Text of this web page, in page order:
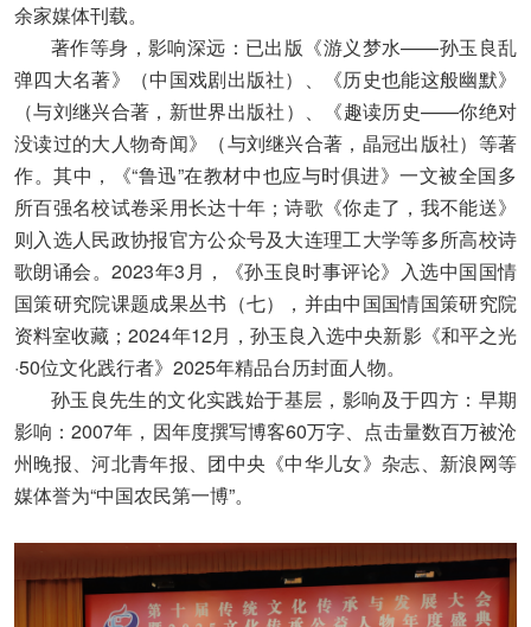
余家媒体刊载。
著作等身，影响深远：已出版《游义梦水——孙玉良乱
弹四大名著》（中国戏剧出版社）、《历史也能这般幽默》
（与刘继兴合著，新世界出版社）、《趣读历史——你绝对
没读过的大人物奇闻》（与刘继兴合著，晶冠出版社）等著
作。其中，《“鲁迅”在教材中也应与时俱进》一文被全国多
所百强名校试卷采用长达十年；诗歌《你走了，我不能送》
则入选人民政协报官方公众号及大连理工大学等多所高校诗
歌朗诵会。2023年3月，《孙玉良时事评论》入选中国国情
国策研究院课题成果丛书（七），并由中国国情国策研究院
资料室收藏；2024年12月，孙玉良入选中央新影《和平之光
·50位文化践行者》2025年精品台历封面人物。
孙玉良先生的文化实践始于基层，影响及于四方：早期
影响：2007年，因年度撰写博客60万字、点击量数百万被沧
州晚报、河北青年报、团中央《中华儿女》杂志、新浪网等
媒体誉为“中国农民第一博”。